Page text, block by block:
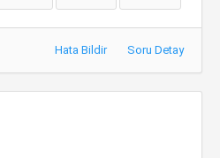
Hata Bildir Soru Detay